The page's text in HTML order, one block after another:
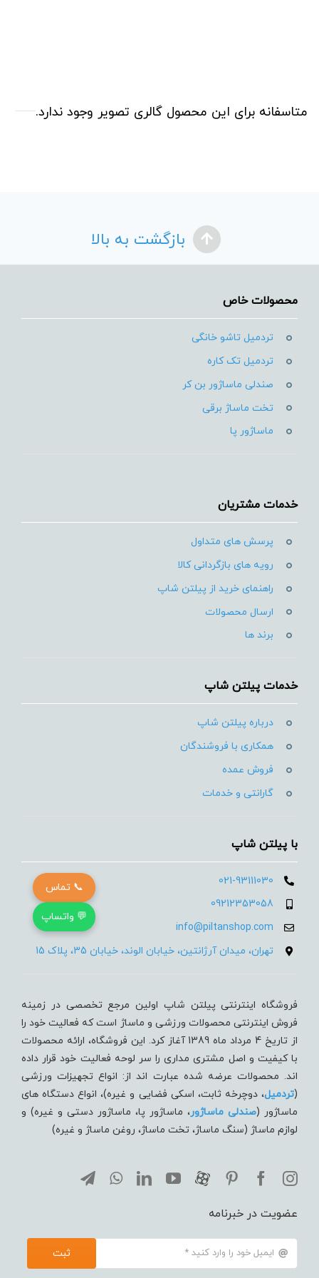
متاسفانه برای این محصول گالری تصویر وجود ندارد.
بازگشت به بالا
محصولات خاص
تردمیل تاشو خانگی
تردمیل تک کاره
صندلی ماساژور بن کر
تخت ماساژ برقی
ماساژور پا
خدمات مشتریان
پرسش های متداول
رویه های بازگردانی کالا
راهنمای خرید از پیلتن شاپ
ارسال محصولات
برند ها
خدمات پیلتن شاپ
درباره پیلتن شاپ
همکاری با فروشندگان
فروش عمده
گارانتی و خدمات
با پیلتن شاپ
021-93111030
09212353058
info@piltanshop.com
تهران، میدان آرژانتین، خیابان الوند، خیابان 35، پلاک 15
فروشگاه اینترنتی پیلتن شاپ اولین مرجع تخصصی در زمینه
فروش اینترنتی محصولات ورزشی و ماساژ است که فعالیت خود را
از تاریخ 4 مرداد ماه 1389 آغاز کرد. این فروشگاه، ارائه محصولات
با کیفیت و اصل مشتری مداری را سر لوحه فعالیت خود قرار داده
اند. محصولات عرضه شده عبارت اند از: انواع تجهیزات ورزشی
(تردميل، دوچرخه ثابت، اسکی فضایی و غیره)، انواع دستگاه های
ماساژور (صندلی ماساژور، ماساژور پا، ماساژور دستی و غیره) و
لوازم ماساژ (سنگ ماساژ، تخت ماساژ، روغن ماساژ و غیره)
عضویت در خبرنامه
ثبت
📞 تماس
💬 واتساپ